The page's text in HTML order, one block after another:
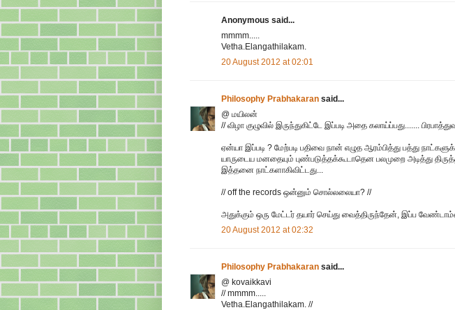
Anonymous said...
mmmm.....
Vetha.Elangathilakam.
20 August 2012 at 02:01
Philosophy Prabhakaran said...
@ மயிலன்
// விழா குழுவில் இருந்துகிட்டே இப்படி அதை கலாய்ப்பது.......
ஏன்யா இப்படி ? மேற்படி பதிவை நான் எழுத ஆரம்பித்து பத்து
யாருடைய மனதையும் புண்படுத்தக்கூடாதென பலமுறை அடித்து திருத்தி
இத்தனை நாட்களாகிவிட்டது...
// off the records ஒன்னும் சொல்லலையா? //
அதுக்கும் ஒரு மேட்டர் தயார் செய்து வைத்திருந்தேன், இப்ப
20 August 2012 at 02:32
Philosophy Prabhakaran said...
@ kovaikkavi
// mmmm.....
Vetha.Elangathilakam. //